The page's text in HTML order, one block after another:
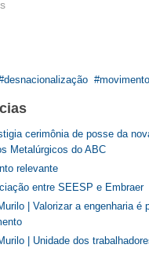
desnacionalização
cerimônia de posse da
Metalúrgicos do ABC
relevante
entre SEESP e Embraer
| Valorizar a engenharia é
| Unidade dos